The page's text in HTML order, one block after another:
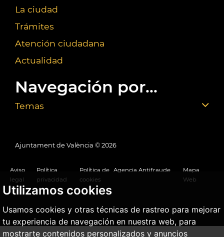
Utilizamos cookies
Usamos cookies y otras técnicas de rastreo para mejorar
tu experiencia de navegación en nuestra web, para
mostrarte contenidos personalizados y anuncios
La ciudad
Trámites
Atención ciudadana
Actualidad
Navegación por...
Temas
Ajuntament de València © 2026
Aviso
legal
Política
privacidad
Política de
cookies
Agencia Antifraude
Mapa
Web